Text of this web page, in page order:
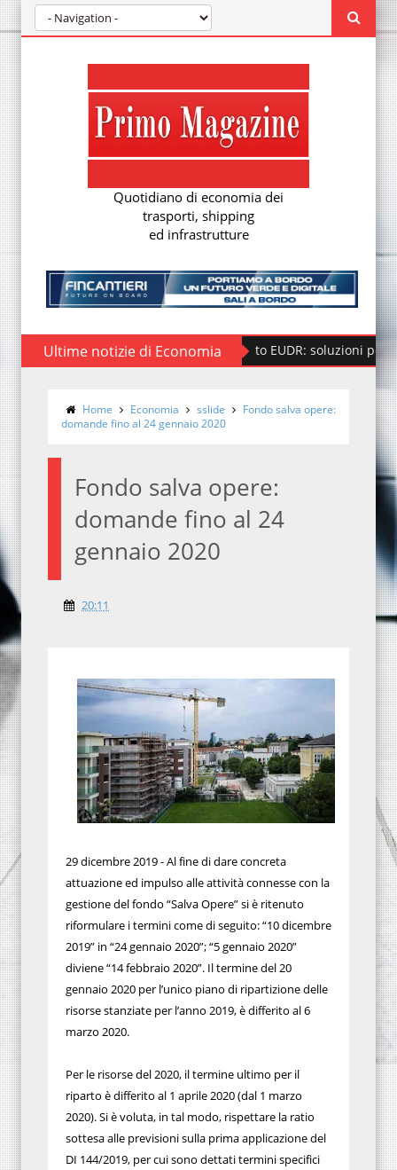
Quotidiano di economia dei
trasporti, shipping
ed infrastrutture
Ultime notizie di EconomiaRegolamento EUDR: soluzioni per la
Home Economia sslide
Fondo salva opere:
domande fino al 24 gennaio 2020
Fondo salva opere:
domande fino al 24
gennaio 2020
20:11
29 dicembre 2019 - Al fine di dare concreta
attuazione ed impulso alle attività connesse con la
gestione del fondo “Salva Opere” si è ritenuto
riformulare i termini come di seguito: “10 dicembre
2019” in “24 gennaio 2020”; “5 gennaio 2020”
diviene “14 febbraio 2020”. Il termine del 20
gennaio 2020 per l’unico piano di ripartizione delle
risorse stanziate per l’anno 2019, è differito al 6
marzo 2020.
Per le risorse del 2020, il termine ultimo per il
riparto è differito al 1 aprile 2020 (dal 1 marzo
2020). Si è voluta, in tal modo, rispettare la ratio
sottesa alle previsioni sulla prima applicazione del
DI 144/2019, per cui sono dettati termini specifici